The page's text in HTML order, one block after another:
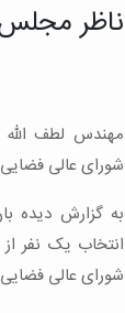
ناظر
مهندس لطف الله
شورای عالی
به گزارش دیده
انتخاب یک نفر
شورای عالی